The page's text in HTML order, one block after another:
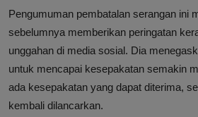
Pengumuman pembatalan serangan ini
sebelumnya memberikan peringatan
unggahan di media sosial. Dia
untuk mencapai kesepakatan semakin
ada kesepakatan yang dapat diterima,
kembali dilancarkan.